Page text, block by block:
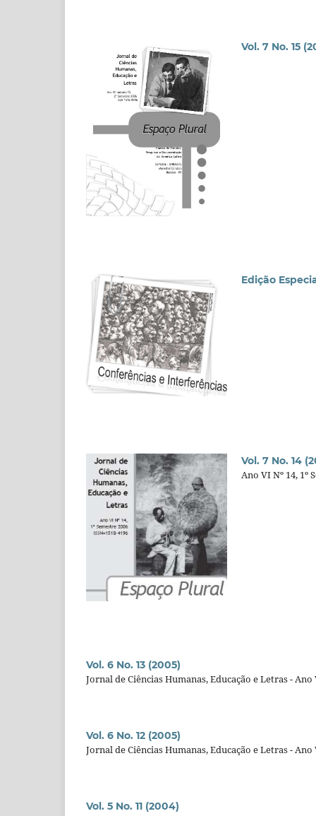
Vol. 7 No. 15
Edição
Vol. 7 No. 14
Ano VI Nº 14, 1º
Vol. 6 No. 13 (2005)
Jornal de Ciências Humanas, Educação e Letras - Ano
Vol. 6 No. 12 (2005)
Jornal de Ciências Humanas, Educação e Letras - Ano
Vol. 5 No. 11 (2004)